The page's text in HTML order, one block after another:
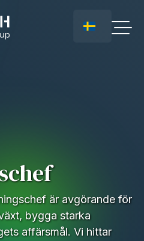
är avgörande för
bygga starka
affärsmål. Vi hittar